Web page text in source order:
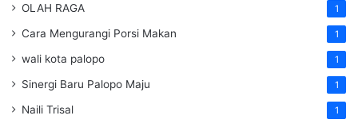
OLAH RAGA 1
Cara Mengurangi Porsi Makan 1
wali kota palopo 1
Sinergi Baru Palopo Maju 1
Naili Trisal 1